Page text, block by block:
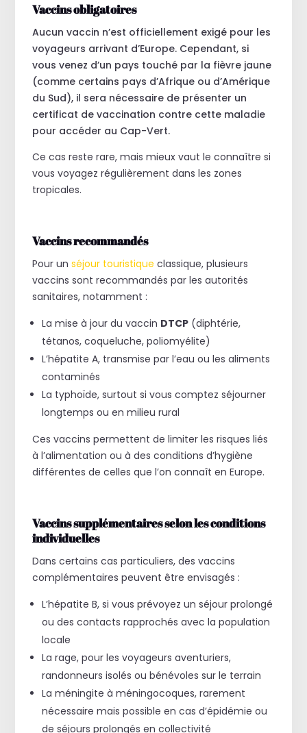
Vaccins obligatoires
Aucun vaccin n’est officiellement exigé pour les
voyageurs arrivant d’Europe. Cependant, si
vous venez d’un pays touché par la fièvre jaune
(comme certains pays d’Afrique ou d’Amérique
du Sud), il sera nécessaire de présenter un
certificat de vaccination contre cette maladie
pour accéder au Cap-Vert.
Ce cas reste rare, mais mieux vaut le connaître si
vous voyagez régulièrement dans les zones
tropicales.
Vaccins recommandés
Pour unséjour touristique classique, plusieurs
vaccins sont recommandés par les autorités
sanitaires, notamment :
La mise à jour du vaccin DTCP (diphtérie,
tétanos, coqueluche, poliomyélite)
L’hépatite A, transmise par l’eau ou les aliments
contaminés
La typhoïde, surtout si vous comptez séjourner
longtemps ou en milieu rural
Ces vaccins permettent de limiter les risques liés
à l’alimentation ou à des conditions d’hygiène
différentes de celles que l’on connaît en Europe.
Vaccins supplémentaires selon les conditions
individuelles
Dans certains cas particuliers, des vaccins
complémentaires peuvent être envisagés :
L’hépatite B, si vous prévoyez un séjour prolongé
ou des contacts rapprochés avec la population
locale
La rage, pour les voyageurs aventuriers,
randonneurs isolés ou bénévoles sur le terrain
La méningite à méningocoques, rarement
nécessaire mais possible en cas d’épidémie ou
de séjours prolongés en collectivité